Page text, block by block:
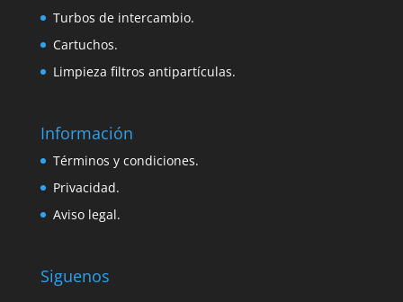
Turbos de intercambio.
Cartuchos.
Limpieza filtros antipartículas.
Información
Términos y condiciones.
Privacidad.
Aviso legal.
Siguenos